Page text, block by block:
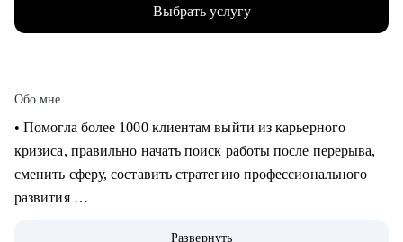
Выбрать услугу
Обо мне
‌‌‌‌‌• Помогла более 1000 клиентам выйти из карьерного
кризиса, правильно начать поиск работы после перерыва,
сменить сферу, составить стратегию профессионального
развития
Развернуть